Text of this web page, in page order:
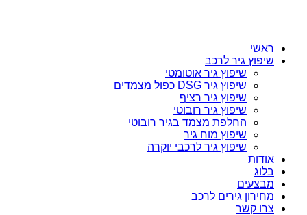
ראשי
שיפוץ גיר לרכב
שיפוץ גיר אוטומטי
שיפוץ גיר DSG כפול מצמדים
שיפוץ גיר רציף
שיפוץ גיר רובוטי
החלפת מצמד בגיר רובוטי
שיפוץ מוח גיר
שיפוץ גיר לרכבי יוקרה
אודות
בלוג
מבצעים
מחירון גירים לרכב
צרו קשר